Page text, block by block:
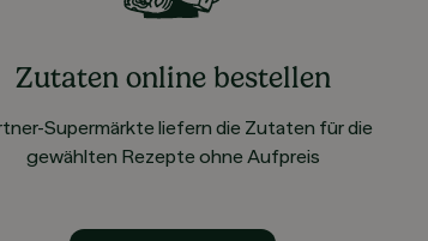
Zutaten online bestellen
Supermärkte liefern die Zutaten für die
gewählten Rezepte ohne Aufpreis